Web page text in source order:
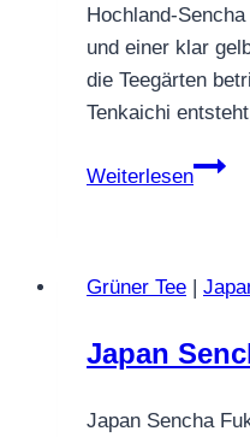
und einer klar
die Teegärten
Tenkaichi
Weiterlesen
Japan
Grüner Tee |
Japan
Japan Sencha